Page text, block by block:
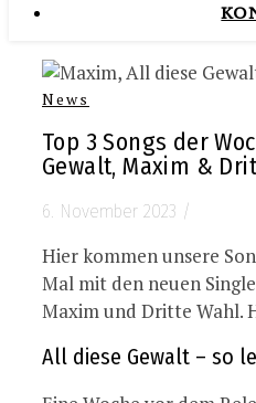
News
Top 3 Songs der
Gewalt, Maxim &
6. November 2023 /
Hier kommen unsere
Mal mit den neuen
Maxim und Dritte Wahl.
All diese Gewalt – so